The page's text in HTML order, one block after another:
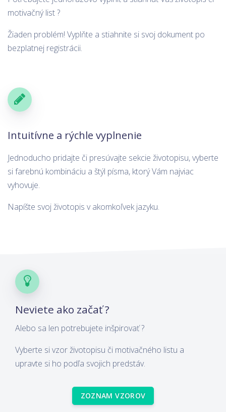
list pomohli dokresliť dobrý obraz.
ZOBRAZIŤ ŽIVOTOPIS
motivačný list ?
Žiaden problém! Vyplňte a stiahnite si svoj dokument po
bezplatnej registrácii.
Intuitívne a rýchle vyplnenie
Jednoducho pridajte či presúvajte sekcie životopisu, vyberte
si farebnú kombináciu a štýl písma, ktorý Vám najviac
vyhovuje.
Napíšte svoj životopis v akomkoľvek jazyku.
Neviete ako začať ?
Alebo sa len potrebujete inšpirovať ?
Vyberte si vzor životopisu či motivačného listu a
upravte si ho podľa svojich predstáv.
ZOZNAM VZOROV